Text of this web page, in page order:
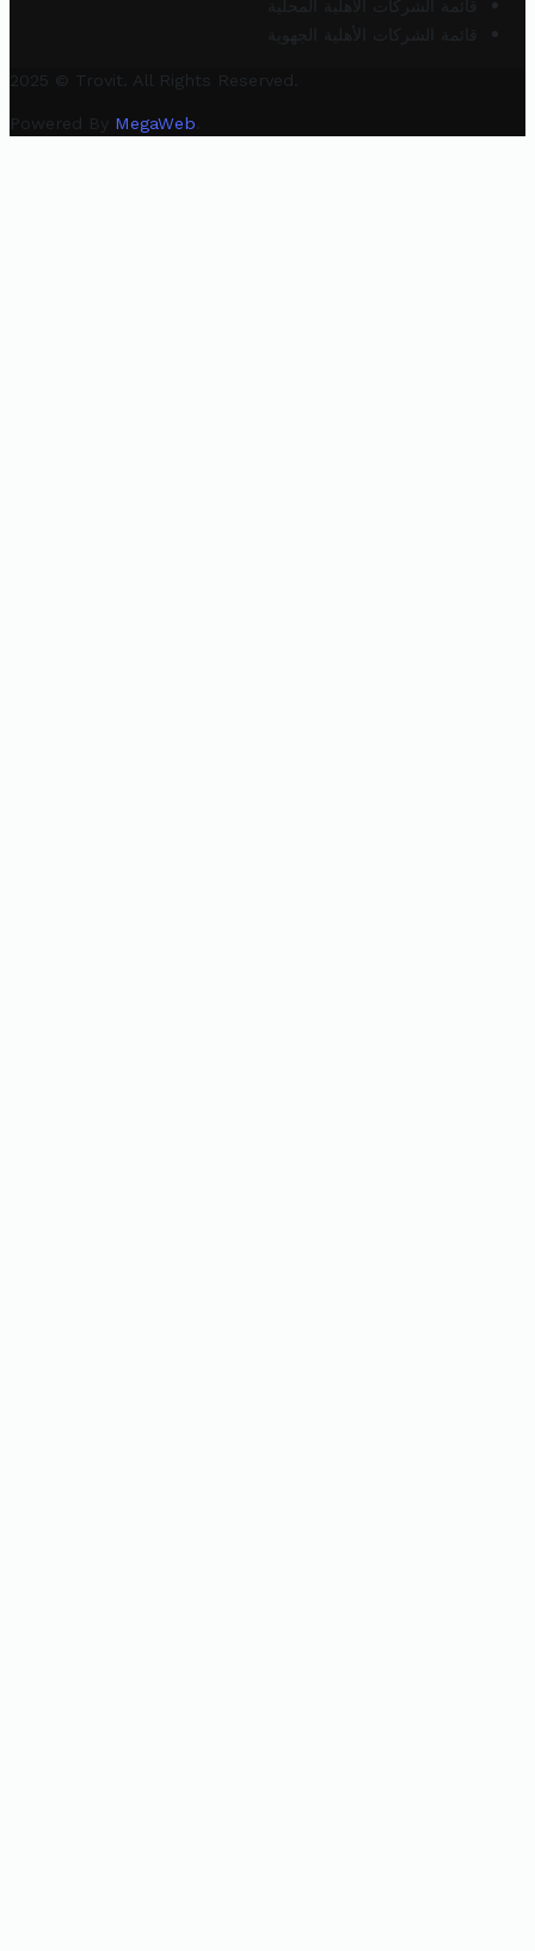
قائمة الشركات الأهلية المحلية
قائمة الشركات الأهلية الجهوية
2025 © Trovit. All Rights Reserved.
Powered By MegaWeb